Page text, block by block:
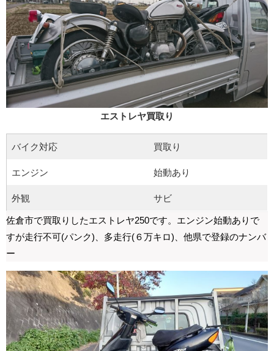
エストレヤ買取り
バイク対応 買取り
エンジン 始動あり
外観 サビ
佐倉市で買取りしたエストレヤ250です。エンジン始動ありで
すが走行不可(パンク)、多走行(６万キロ)、他県で登録のナンバ
ー